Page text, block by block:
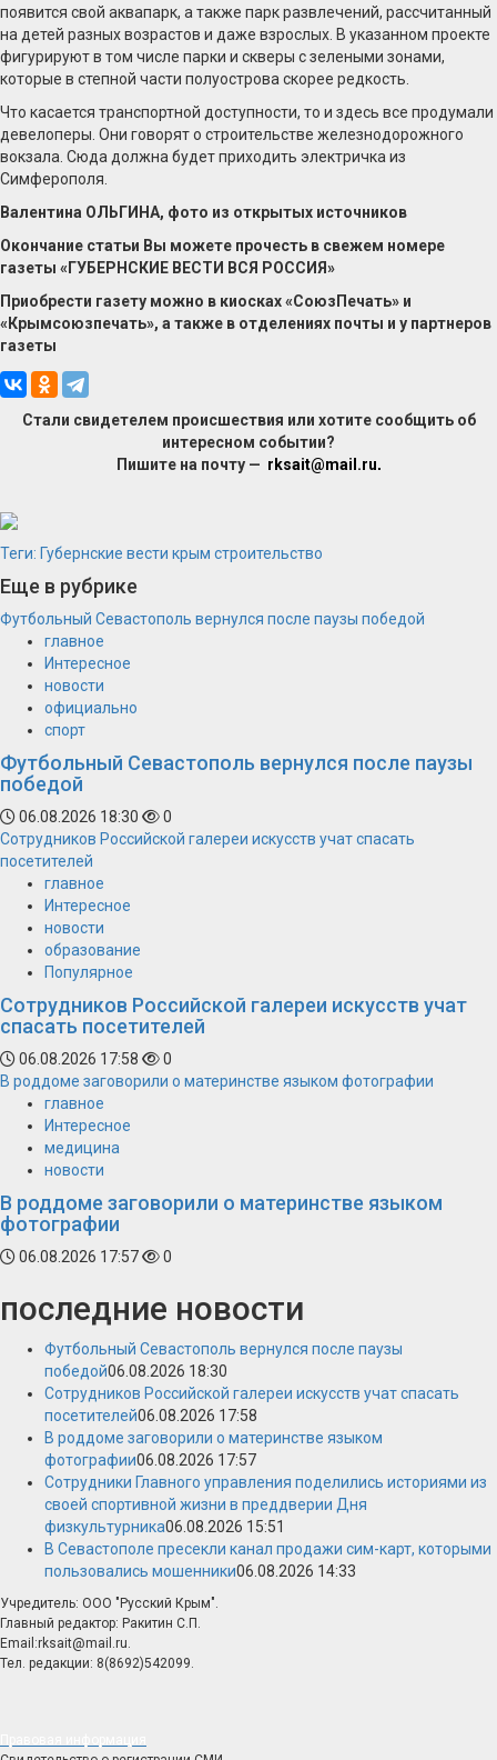
появится свой аквапарк, а также парк развлечений, рассчитанный
на детей разных возрастов и даже взрослых. В указанном проекте
фигурируют в том числе парки и скверы с зелеными зонами,
которые в степной части полуострова скорее редкость.
Что касается транспортной доступности, то и здесь все продумали
девелоперы. Они говорят о строительстве железнодорожного
вокзала. Сюда должна будет приходить электричка из
Симферополя.
Валентина ОЛЬГИНА, фото из открытых источников
Окончание статьи Вы можете прочесть в свежем номере
газеты «ГУБЕРНСКИЕ ВЕСТИ ВСЯ РОССИЯ»
Приобрести газету можно в киосках «СоюзПечать» и
«Крымсоюзпечать», а также в отделениях почты и у партнеров
газеты
Стали свидетелем происшествия или хотите сообщить об
интересном событии?
Пишите на почту — rksait@mail.ru.
Теги: Губернские вести крым строительство
Еще в рубрике
Футбольный Севастополь вернулся после паузы победой
главное
Интересное
новости
официально
спорт
Футбольный Севастополь вернулся после паузы
победой
06.08.2026 18:30
0
Сотрудников Российской галереи искусств учат спасать
посетителей
главное
Интересное
новости
образование
Популярное
Сотрудников Российской галереи искусств учат
спасать посетителей
06.08.2026 17:58
0
В роддоме заговорили о материнстве языком фотографии
главное
Интересное
медицина
новости
В роддоме заговорили о материнстве языком
фотографии
06.08.2026 17:57 0
последние новости
Футбольный Севастополь вернулся после паузы
победой06.08.2026 18:30
Сотрудников Российской галереи искусств учат спасать
посетителей06.08.2026 17:58
В роддоме заговорили о материнстве языком
фотографии06.08.2026 17:57
Сотрудники Главного управления поделились историями из
своей спортивной жизни в преддверии Дня
физкультурника06.08.2026 15:51
В Севастополе пресекли канал продажи сим-карт, которыми
пользовались мошенники06.08.2026 14:33
Учредитель: ООО "Русский Крым".
Главный редактор: Ракитин С.П.
Email:rksait@mail.ru.
Тел. редакции: 8(8692)542099.